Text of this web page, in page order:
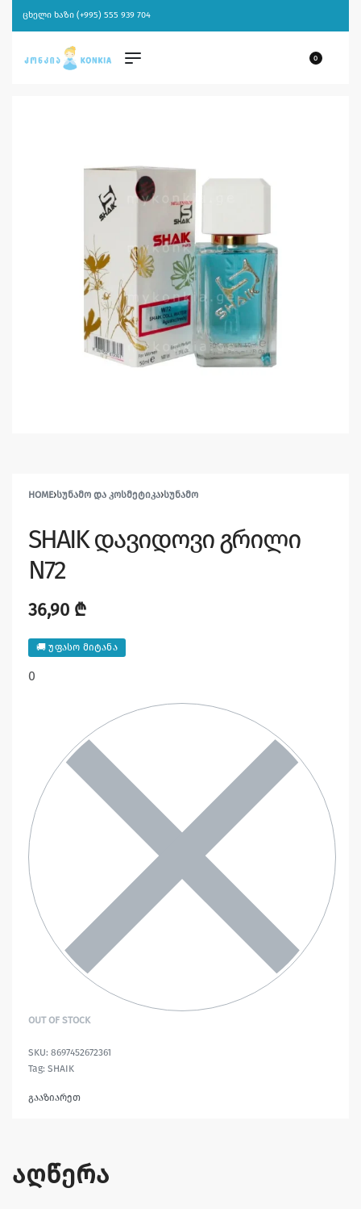
ცხელი ხაზი (+995) 555 939 704
0
HOME›ᲡᲣᲜᲐᲛᲝ ᲓᲐ ᲙᲝᲡᲛᲔᲢᲘᲙᲐ›ᲡᲣᲜᲐᲛᲝ
SHAIK დავიდოვი გრილი
N72
36,90 ₾
🚚 უფასო მიტანა
0
OUT OF STOCK
8697452672361
Tag: SHAIK
გააზიარეთ
აღწერა